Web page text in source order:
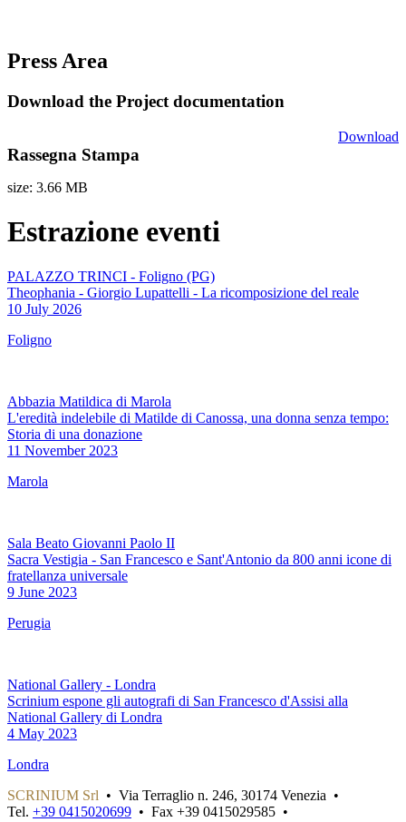
Press Area
Download the Project documentation
Download
Rassegna Stampa
size: 3.66 MB
Estrazione eventi
PALAZZO TRINCI - Foligno (PG)
Theophania - Giorgio Lupattelli - La ricomposizione del reale
10 July 2026
Foligno
Abbazia Matildica di Marola
L'eredità indelebile di Matilde di Canossa, una donna senza tempo:
Storia di una donazione
11 November 2023
Marola
Sala Beato Giovanni Paolo II
Sacra Vestigia - San Francesco e Sant'Antonio da 800 anni icone di
fratellanza universale
9 June 2023
Perugia
National Gallery - Londra
Scrinium espone gli autografi di San Francesco d'Assisi alla
National Gallery di Londra
4 May 2023
Londra
SCRINIUM Srl • Via Terraglio n. 246, 30174 Venezia •
Tel. +39 0415020699 • Fax +39 0415029585 •